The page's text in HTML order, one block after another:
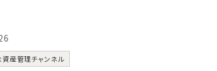
産管理チャンネル